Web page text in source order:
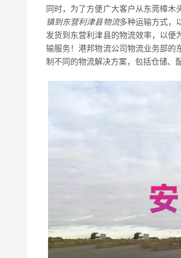
同时，为了方便广大客户从东莞樟木
镇到东营利津县物流多种运输方式，
发货到东营利津县的物流效率，以便
输服务！港邦物流公司物流业务部的
制不同的物流解决方案，包括仓储、